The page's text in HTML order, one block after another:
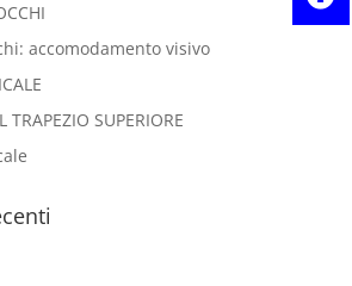
accomodamento visivo
TRAPEZIO SUPERIORE